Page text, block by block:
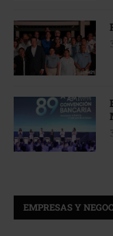
EMPRESAS Y